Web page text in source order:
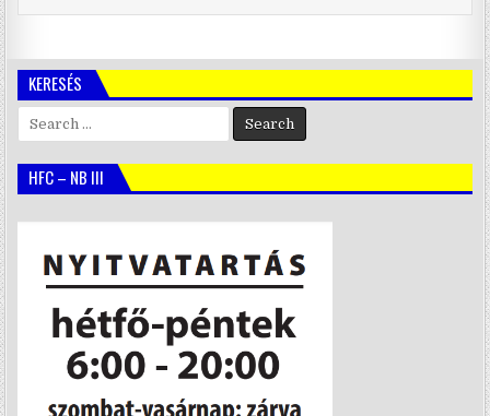
KERESÉS
Search
for:
HFC – NB III